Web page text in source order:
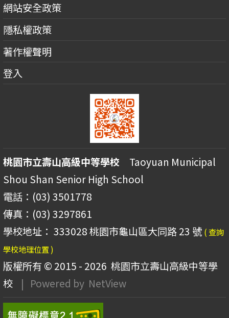
網站安全政策
隱私權政策
著作權聲明
登入
桃園市立壽山高級中等學校 Taoyuan Municipal
Shou Shan Senior High School
電話：(03) 3501778
傳真：(03) 3297861
學校地址： 333028 桃園市龜山區大同路 23 號 ( 查詢
學校地理位置 )
版權所有 © 2015 - 2026 桃園市立壽山高級中等學
校
| Powered by NetView